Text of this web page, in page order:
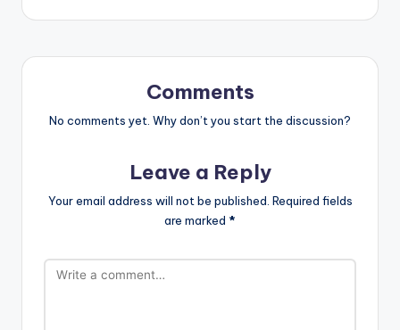
Comments
No comments yet. Why don’t you start the discussion?
Leave a Reply
Your email address will not be published. Required fields
are marked *